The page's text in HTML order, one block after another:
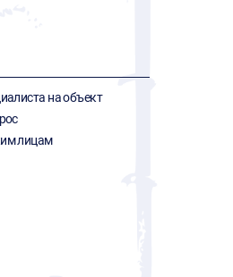
на объект
лицам